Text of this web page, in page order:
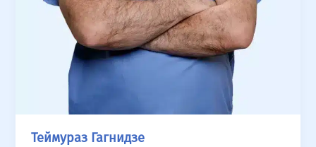
Теймураз Гагнидзе